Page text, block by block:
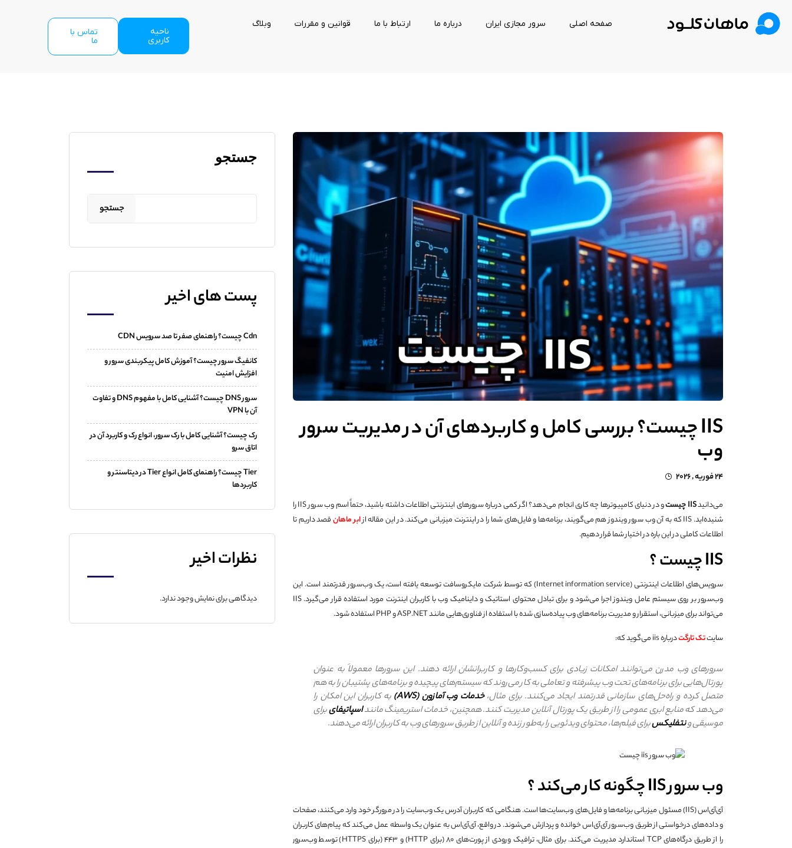
صفحه اصلی سرور مجازی ایران درباره ما ارتباط با ما قوانین و مقررات وبلاگ
ناحیه
کاربری
تماس با
ما
IIS چیست؟ بررسی کامل و کاربردهای آن در مدیریت سرور
وب
24 فوریه , 2026
می‌دانیدIISچیست
و در دنیای کامپیوترها چه کاری انجام می‌دهد؟ اگر کمی درباره سرورهای اینترنتی اطلاعات داشته باشید، حتماً اسم وب سرور IIS را
شنیده‌اید. IIS که به آن وب سرور ویندوز هم می‌گویند، برنامه‌ها و فایل‌های شما را در اینترنت میزبانی می‌کند. در این مقاله از
ابر ماهانقصد داریم تا
اطلاعات کاملی در این باره در اختیار شما قرار دهیم.
IIS چیست ؟
سرویس‌های اطلاعات اینترنتی (Internet information service) که توسط شرکت مایکروسافت توسعه یافته است، یک وب‌سرور قدرتمند است. این
وب‌سرور بر روی سیستم عامل ویندوز اجرا می‌شود و برای تبادل محتوای استاتیک و داینامیک وب با کاربران اینترنت مورد استفاده قرار می‌گیرد. IIS
می‌تواند برای میزبانی، استقرار و مدیریت برنامه‌های وب پیاده‌سازی شده با استفاده از فناوری‌هایی مانند ASP.NET و PHP استفاده شود.
سایتتک تارگتدرباره iis می‌گوید که:
سرورهای وب مدرن می‌توانند امکانات زیادی برای کسب‌وکارها و کاربرانشان ارائه دهند. این سرورها معمولاً به عنوان
پورتال‌هایی برای برنامه‌های تحت وب پیشرفته و تعاملی به کار می‌روند که سیستم‌های پیچیده و برنامه‌های پشتیبان را به هم
متصل کرده و راه‌حل‌های سازمانی قدرتمند ایجاد می‌کنند. برای مثال،خدمات وب آمازون (AWS)
به کاربران این امکان را
می‌دهد که منابع ابری عمومی را از طریق یک پورتال آنلاین مدیریت کنند. همچنین، خدمات استریمینگ ماننداسپاتیفایبرای
موسیقی ونتفلیکسبرای فیلم‌ها، محتوای ویدئویی را به‌طور زنده و آنلاین از طریق سرورهای وب به کاربران ارائه می‌دهند.
وب سرور IIS چگونه کار می‌کند ؟
آی‌آی‌اس (IIS) مسئول میزبانی برنامه‌ها و فایل‌های وب‌سایت‌ها است. هنگامی که کاربران آدرس یک وب‌سایت را در مرورگر خود وارد می‌کنند، صفحات
و داده‌های درخواستی از طریق وب‌سرور آی‌آی‌اس خوانده و پردازش می‌شوند. در واقع، آی‌آی‌اس به عنوان یک واسطه عمل می‌کند که پیام‌های کاربران
را از طریق درگاه‌های TCP استاندارد مدیریت می‌کند. برای مثال، ترافیک ورودی از پورت‌های 80 (برای HTTP) و 443 (برای HTTPS) توسط وب‌سرور
جستجو
جستجو
پست های اخیر
Cdn چیست؟ راهنمای صفر تا صد سرویس CDN
کانفیگ سرور چیست؟ آموزش کامل پیکربندی سرور و
افزایش امنیت
سرور DNS چیست؟ آشنایی کامل با مفهوم DNS و تفاوت
آن با VPN
رک چیست؟ آشنایی کامل با رک سرور، انواع رک و کاربرد آن در
اتاق سرو
Tier چیست؟ راهنمای کامل انواع Tier در دیتاسنتر و
کاربردها
نظرات اخیر
دیدگاهی برای نمایش وجود ندارد.